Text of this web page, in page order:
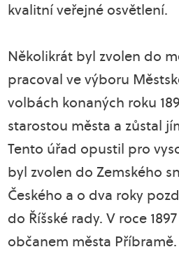
kvalitní veřejné osvětlení.
Několikrát byl zvolen do
pracoval ve výboru
volbách konaných roku
starostou města a zůstal
Tento úřad opustil pro
byl zvolen do Zemského
Českého a o dva roky
do Říšské rady. V roce
občanem města